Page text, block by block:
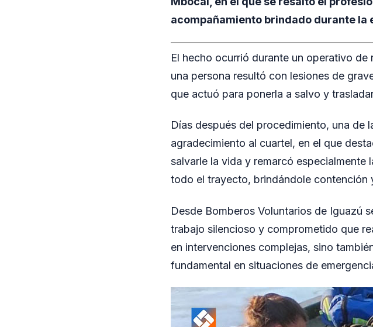
acompañamiento brindado durante la
El hecho ocurrió durante un operativo
una persona resultó con lesiones de
que actuó para ponerla a salvo y
Días después del procedimiento, una de
agradecimiento al cuartel, en el que
salvarle la vida y remarcó
todo el trayecto, brindándole contención
Desde Bomberos Voluntarios de Iguazú
trabajo silencioso y comprometido que
en intervenciones complejas, sino
fundamental en situaciones de